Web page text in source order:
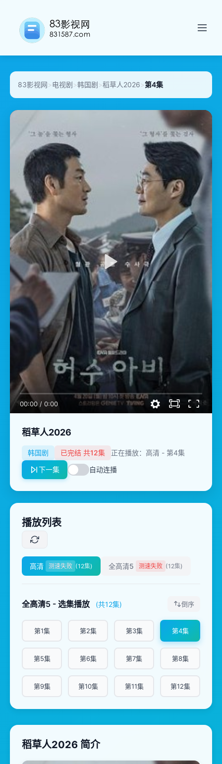
83影视网>电视剧>韩国剧>稻草人2026>第4集
00:00 / 0:00
稻草人2026
韩国剧 已完结 共12集
正在播放：高清 - 第4集
下一集
自动连播
播放列表
高清 测速失败 (12集) 全高清5 测速失败 (12集)
全高清5 - 选集播放 (共12集) 倒序
第1集 第2集 第3集 第4集
第5集 第6集 第7集 第8集
第9集 第10集 第11集 第12集
稻草人2026 简介